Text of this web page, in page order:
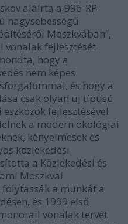
aláírta a 996-RP
nagysebességű
Moszkvában”,
fejlesztését
hogy a
nem képes
és hogy a
csak olyan új típusú
fejlesztésével
a modern ökológiai
kényelmesek és
közlekedési
a Közlekedési és
Moszkvai
a munkát a
és 1999 első
vonalak tervét.